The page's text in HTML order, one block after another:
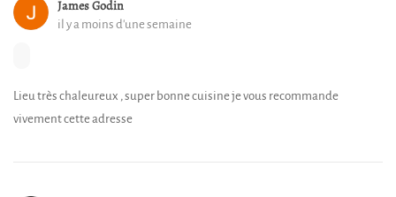
James Godin
il y a moins d'une semaine
Lieu très chaleureux , super bonne cuisine je vous recommande
vivement cette adresse